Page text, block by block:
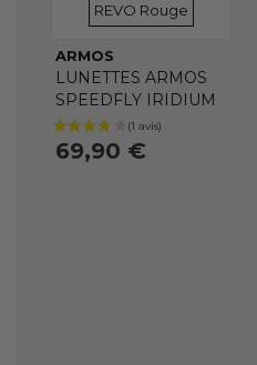
REVO Rouge
ARMOS
LUNETTES ARMOS
SPEEDFLY IRIDIUM
69,90 €